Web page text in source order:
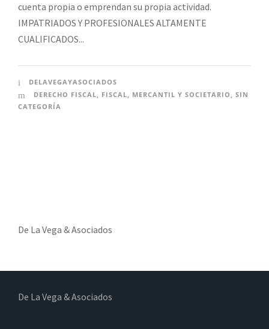
cuenta propia o emprendan su propia actividad.
IMPATRIADOS Y PROFESIONALES ALTAMENTE
CUALIFICADOS...
DELAVEGAYASOCIADOS
DERECHO FISCAL, FISCAL, MERCANTIL Y SOCIETARIO , SIN
CATEGORÍA
De La Vega & Asociados
De La Vega & Asociados